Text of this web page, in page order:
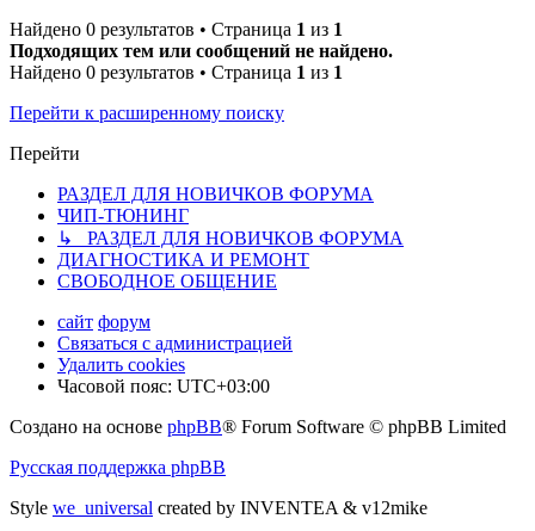
Найдено 0 результатов • Страница 1 из 1
Подходящих тем или сообщений не найдено.
Найдено 0 результатов • Страница 1 из 1
Перейти к расширенному поиску
Перейти
РАЗДЕЛ ДЛЯ НОВИЧКОВ ФОРУМА
ЧИП-ТЮНИНГ
↳ РАЗДЕЛ ДЛЯ НОВИЧКОВ ФОРУМА
ДИАГНОСТИКА И РЕМОНТ
СВОБОДНОЕ ОБЩЕНИЕ
сайт форум
Связаться с администрацией
Удалить cookies
Часовой пояс: UTC+03:00
Создано на основе phpBB® Forum Software © phpBB Limited
Русская поддержка phpBB
Style we_universal created by INVENTEA & v12mike